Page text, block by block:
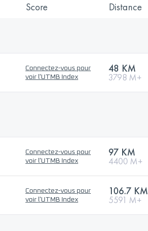
Score Distance
Connectez-vous pour
voir l'UTMB Index
48 KM
3798 M+
Connectez-vous pour
voir l'UTMB Index
97 KM
4400 M+
Connectez-vous pour
voir l'UTMB Index
106.7 KM
5591 M+